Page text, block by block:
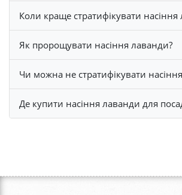
Коли краще стратифікувати насіння
Як пророщувати насіння лаванди?
Чи можна не стратифікувати
Де купити насіння лаванди для